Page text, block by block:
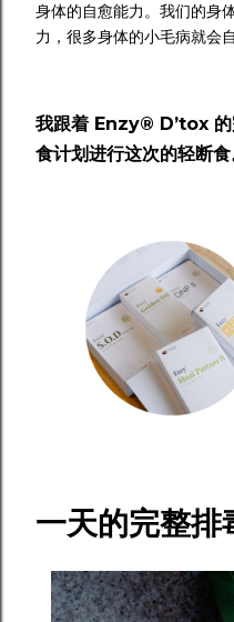
身体的自愈能力。我们的身
力，很多身体的小毛病就会
我跟着 Enzy® D’tox 的
食计划进行这次的轻断食
一天的完整排